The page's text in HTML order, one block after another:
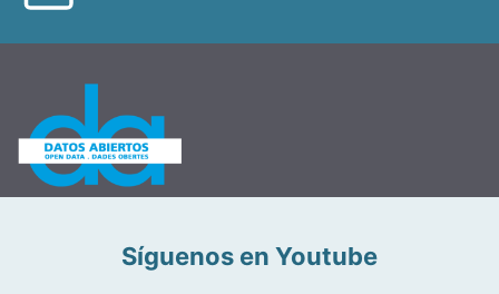
Síguenos en Youtube